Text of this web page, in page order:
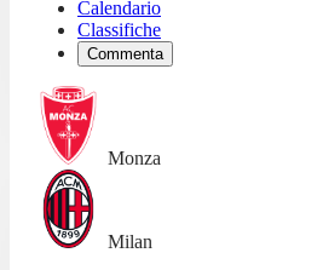
Calendario
Classifiche
Commenta
Monza
Milan